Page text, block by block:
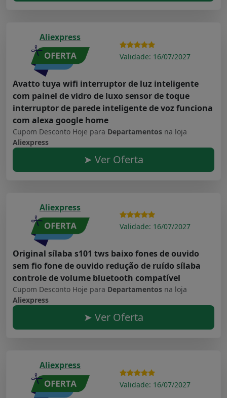
Aliexpress
Validade: 16/07/2027
Avatto tuya wifi interruptor de luz inteligente
com painel de vidro de luxo sensor de toque
interruptor de parede inteligente de voz funciona
com alexa google home
Cupom Desconto Hoje para Departamentos na loja
Aliexpress
➤ Ver Oferta
Aliexpress
Validade: 16/07/2027
Original sílaba s101 tws baixo fones de ouvido
sem fio fone de ouvido redução de ruído sílaba
controle de volume bluetooth compatível
Cupom Desconto Hoje para Departamentos na loja
Aliexpress
➤ Ver Oferta
Aliexpress
Validade: 16/07/2027